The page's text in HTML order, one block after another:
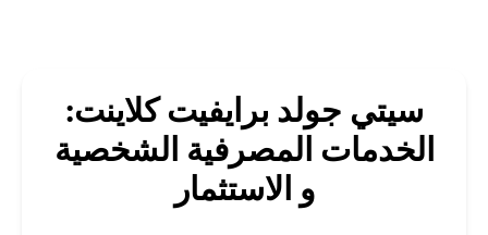
سيتي جولد برايفيت كلاينت:
الخدمات المصرفية الشخصية
و الاستثمار